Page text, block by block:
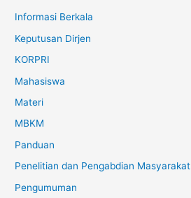
Informasi Berkala
Keputusan Dirjen
KORPRI
Mahasiswa
Materi
MBKM
Panduan
Penelitian dan Pengabdian Masyarakat
Pengumuman